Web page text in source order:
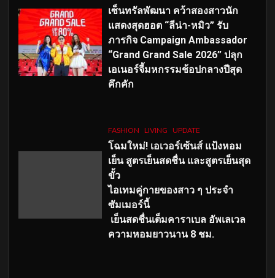
เซ็นทรัลพัฒนา คว้าสองสาวนัก
แสดงสุดฮอต “ลีน่า-หมิว” รับ
ภารกิจ Campaign Ambassador
“Grand Grand Sale 2026” ปลุก
เอเนอร์จี้มหกรรมช้อปกลางปีสุด
คึกคัก
FASHION LIVING UPDATE
โฉมใหม่! เอเวอร์เซ้นส์ แป้งหอม
เย็น สูตรเย็นสดชื่น และสูตรเย็นสุด
ขั้ว
ไอเทมคู่กายของสาว ๆ ประจำ
ซัมเมอร์นี้
เย็นสดชื่นเต็มคาราเบล อัพเลเวล
ความหอมยาวนาน 8 ชม.